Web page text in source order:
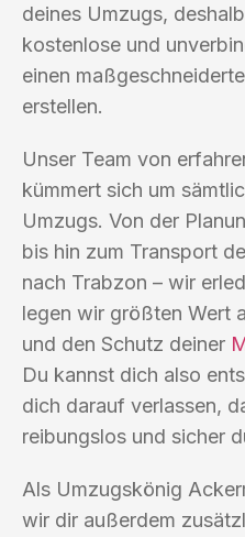
deines Umzugs,
kostenlose und
einen
erstellen.
Unser Team von
kümmert sich um
Umzugs. Von der
bis hin zum Transport
nach Trabzon – wir
legen wir größten Wert
und den Schutz deiner
Du kannst dich also
dich darauf verlassen,
reibungslos und sicher
Als Umzugskönig
wir dir außerdem